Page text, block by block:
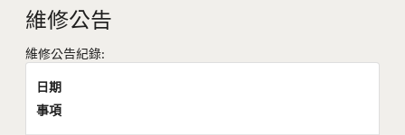
維修公告
維修公告紀錄:
日期
事項